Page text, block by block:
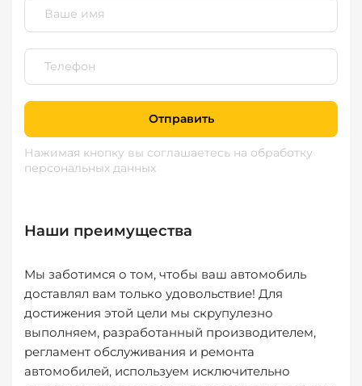
Отправить
Нажимая кнопку вы соглашаетесь на обработку
персональных данных
Наши преимущества
Мы заботимся о том, чтобы ваш автомобиль
доставлял вам только удовольствие! Для
достижения этой цели мы скрупулезно
выполняем, разработанный производителем,
регламент обслуживания и ремонта
автомобилей, используем исключительно